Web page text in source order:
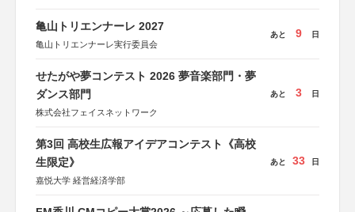
亀山トリエンナーレ 2027
亀山トリエンナーレ実行委員会
あと 9 日
せたがや夢コンテスト 2026 夢音楽部門・夢
ダンス部門
株式会社フェイスネットワーク
あと 3 日
第3回 高校生広報アイデアコンテスト《高校
生限定》
嘉悦大学 経営経済学部
あと 33 日